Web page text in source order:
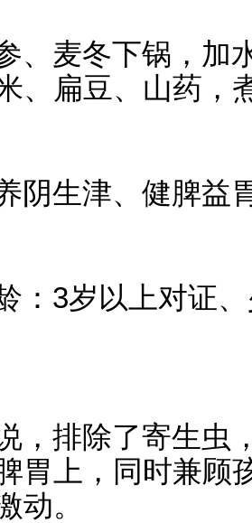
、麦冬下锅，加
、扁豆、山药，
阴生津、健脾益
：3岁以上对证
，排除了寄生虫
胃上，同时兼顾
动。